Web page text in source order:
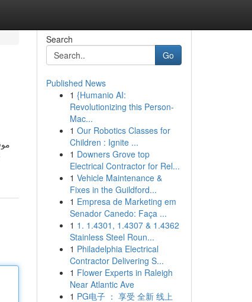
Search
Go
Published News
1 {Humanio AI:
Revolutionizing this Person-
Mac...
1 Our Robotics Classes for
Children : Ignite ...
1 Downers Grove top
Electrical Contractor for Rel...
1 Vehicle Maintenance &
Fixes in the Guildford...
1 Empresa de Marketing em
Senador Canedo: Faça ...
1 1. 1.4301, 1.4307 & 1.4362
Stainless Steel Roun...
1 Philadelphia Electrical
Contractor Delivering S...
1 Flower Experts in Raleigh
Near Atlantic Ave
1 PG电子 ： 享受 全新 线上